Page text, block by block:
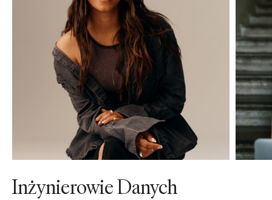
Inżynierowie Danych